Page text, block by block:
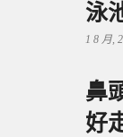
泳
1 8 月,
鼻
好